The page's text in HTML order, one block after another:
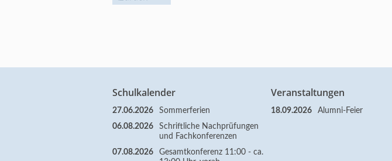
Schulkalender
27.06.2026
Sommerferien
06.08.2026
Schriftliche Nachprüfungen
und Fachkonferenzen
07.08.2026
Gesamtkonferenz 11:00 - ca.
Veranstaltungen
18.09.2026 Alumni-Feier